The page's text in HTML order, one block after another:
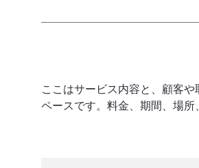
ここはサービス内容と、顧客
ペースです。料金、期間、場